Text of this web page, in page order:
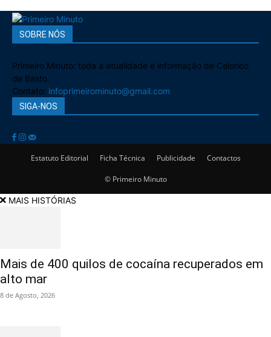
SOBRE NÓS
Primeiro Minuto: toda a atualidade e informação de Celorico
de Basto.
Contato: infoprimeirominuto@gmail.com
SIGA-NOS
Estatuto Editorial Ficha Técnica Publicidade Contactos
© Primeiro Minuto
MAIS HISTÓRIAS
Mais de 400 quilos de cocaína recuperados em
alto mar
8 de Agosto, 2026